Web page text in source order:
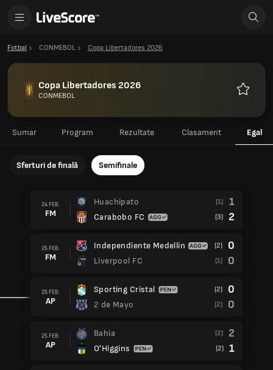
Fotbal CONMEBOL Copa Libertadores 2026
Copa Libertadores 2026
CONMEBOL
Sumar Program Rezultate Clasament Egal
Sferturi de finală Semifinale
24 FEB.
FM
Huachipato
Carabobo FC
(1) 1
(3) 2
25 FEB.
FM
Independiente Medellin
Liverpool FC
(2) 0
(1) 0
25 FEB.
AP
Sporting Cristal
2 de Mayo
(2) 0
(2) 0
25 FEB.
AP
Bahia
O'Higgins
(2) 2
(2) 1